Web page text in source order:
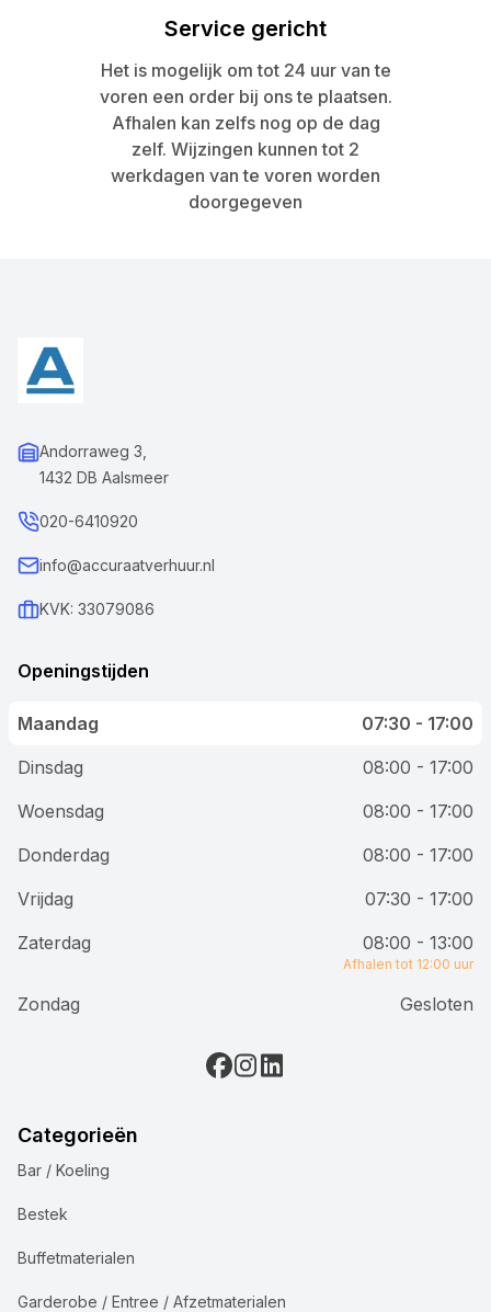
Service gericht
Het is mogelijk om tot 24 uur van te
voren een order bij ons te plaatsen.
Afhalen kan zelfs nog op de dag
zelf. Wijzingen kunnen tot 2
werkdagen van te voren worden
doorgegeven
Andorraweg 3,
1432 DB Aalsmeer
020-6410920
info@accuraatverhuur.nl
KVK: 33079086
Openingstijden
Maandag
07:30 - 17:00
Dinsdag
08:00 - 17:00
Woensdag
08:00 - 17:00
Donderdag
08:00 - 17:00
Vrijdag
07:30 - 17:00
Zaterdag
08:00 - 13:00
Afhalen tot 12:00 uur
Zondag Gesloten
Categorieën
Bar / Koeling
Bestek
Buffetmaterialen
Garderobe / Entree / Afzetmaterialen